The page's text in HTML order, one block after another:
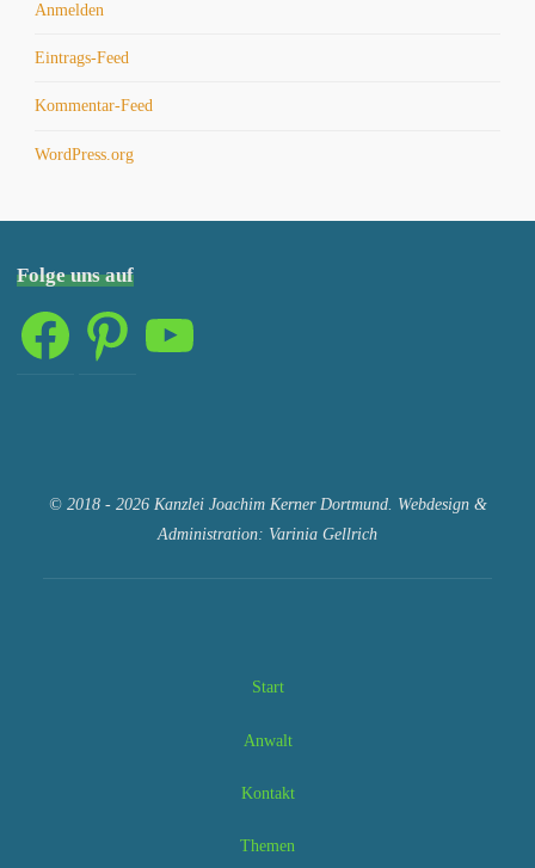
Anmelden
Eintrags-Feed
Kommentar-Feed
WordPress.org
Folge uns auf
Facebook Pinterest YouTube
© 2018 - 2026 Kanzlei Joachim Kerner Dortmund. Webdesign &
Administration: Varinia Gellrich
Start
Anwalt
Kontakt
Themen